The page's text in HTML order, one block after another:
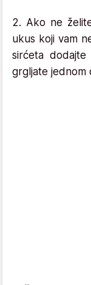
2. Ako ne
ukus koji vam
sirćeta
grgljate jednom